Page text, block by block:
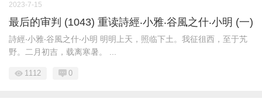
2023-7-15
最后的审判 (1043) 重读詩經‧小雅‧谷風之什‧小明 (一)
詩經‧小雅‧谷風之什‧小明 明明上天，照临下土。我征徂西，至于艽
野。二月初吉，载离寒暑。 ...
1112 0